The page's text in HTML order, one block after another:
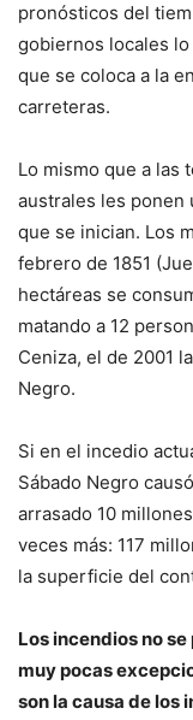
pronósticos del
gobiernos locales
que se coloca a la
carreteras.
Lo mismo que a las
australes les ponen
que se inician. Los
febrero de 1851
hectáreas se
matando a 12
Ceniza, el de 2001
Negro.
Si en el incedio
Sábado Negro
arrasado 10
veces más: 117
la superficie del
Los incendios no
muy pocas
son la causa de los